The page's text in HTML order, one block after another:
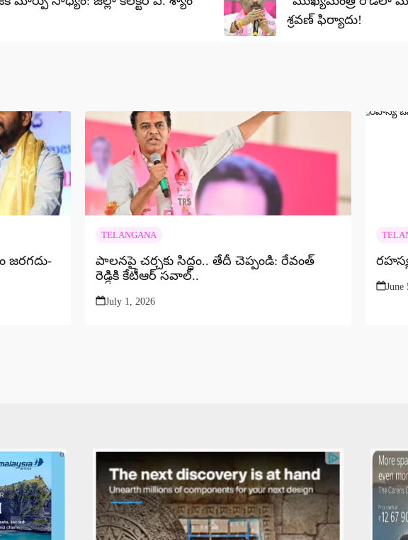
శ్రవణ్ ఫిర్యాదు!
జరగదు-
TELANGANA
పాలనపై చర్చకు సిద్ధం.. తేదీ చెప్పండి: రేవంత్‌
రెడ్డికి కేటీఆర్ సవాల్..
July 1, 2026
June